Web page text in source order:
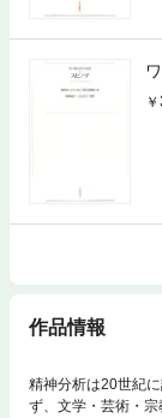
作品情報
精神分析は20世紀
ず、文学・芸術・